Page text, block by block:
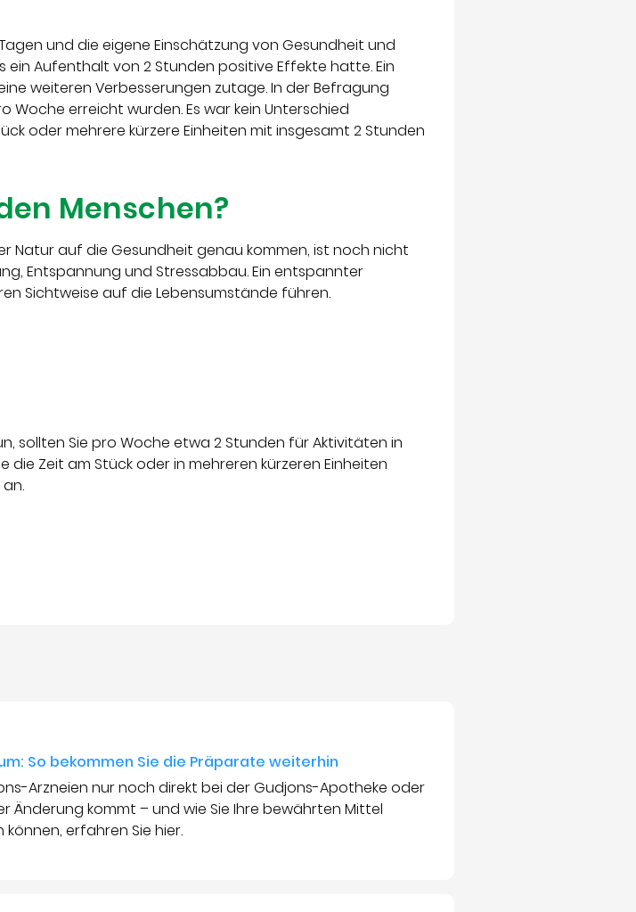
und die eigene Einschätzung von Gesundheit und
ein Aufenthalt von 2 Stunden positive Effekte hatte. Ein
weiteren Verbesserungen zutage. In der Befragung
Woche erreicht wurden. Es war kein Unterschied
oder mehrere kürzere Einheiten mit insgesamt 2 Stunden
Menschen?
Natur auf die Gesundheit genau kommen, ist noch nicht
Entspannung und Stressabbau. Ein entspannter
Sichtweise auf die Lebensumstände führen.
sollten Sie pro Woche etwa 2 Stunden für Aktivitäten in
die Zeit am Stück oder in mehreren kürzeren Einheiten
So bekommen Sie die Präparate weiterhin
Arzneien nur noch direkt bei der Gudjons-Apotheke oder
Änderung kommt – und wie Sie Ihre bewährten Mittel
erfahren Sie hier.